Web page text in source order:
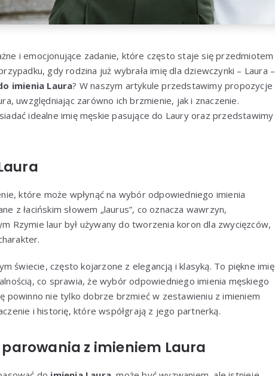
i emocjonujące zadanie, które często staje się przedmiotem
gdy rodzina już wybrała imię dla dziewczynki – Laura –
imienia Laura? W naszym artykule przedstawimy propozycje
uwzględniając zarówno ich brzmienie, jak i znaczenie.
idealne imię męskie pasujące do Laury oraz przedstawimy
które może wpłynąć na wybór odpowiedniego imienia
z łacińskim słowem „laurus”, co oznacza wawrzyn,
Rzymie laur był używany do tworzenia koron dla zwycięzców,
świecie, często kojarzone z elegancją i klasyką. To piękne imię
co sprawia, że wybór odpowiedniego imienia męskiego
powinno nie tylko dobrze brzmieć w zestawieniu z imieniem
i historię, które współgrają z jego partnerką.
z imieniem Laura